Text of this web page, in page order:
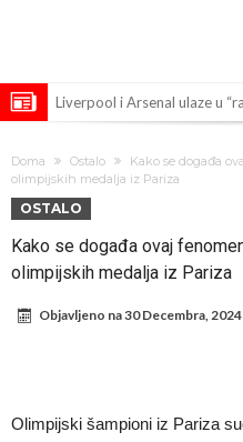
Liverpool i Arsenal ulaze u
fudbaler Barcelone
Engleski reprezentativac
Suđenje o smrti Maradone:
oprati
Ko je pomogao Rodriju da
Doma Ostalo
Kako se događa
olimpijskih medalja iz Pariza
OSTALO
Kako se događa ovaj
olimpijskih medalja iz Pariza
Objavljeno na30 Decembra, 2024
Olimpijski šampioni iz Pariza